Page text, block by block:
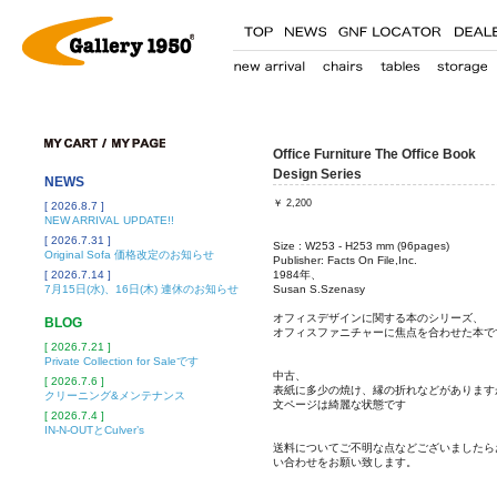
NEWS
[ 2026.8.7 ]
NEW ARRIVAL UPDATE!!
[ 2026.7.31 ]
Original Sofa 価格改定のお知らせ
[ 2026.7.14 ]
7月15日(水)、16日(木) 連休のお知らせ
BLOG
[ 2026.7.21 ]
Private Collection for Saleです
[ 2026.7.6 ]
クリーニング&メンテナンス
[ 2026.7.4 ]
IN-N-OUTとCulver’s
Office Furniture The Office Book
Design Series
￥ 2,200
Size : W253 - H253 mm (96pages)
Publisher: Facts On File,Inc.
1984年、
Susan S.Szenasy
オフィスデザインに関する本のシリーズ、
オフィスファニチャーに焦点を合わせた本で
中古、
表紙に多少の焼け、縁の折れなどがあります
文ページは綺麗な状態です
送料についてご不明な点などございましたら
い合わせをお願い致します。